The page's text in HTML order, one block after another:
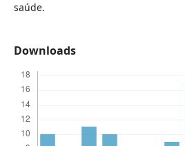
saúde.
Downloads